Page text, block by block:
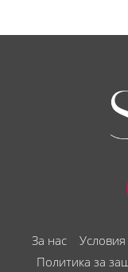
За нас
Политика за